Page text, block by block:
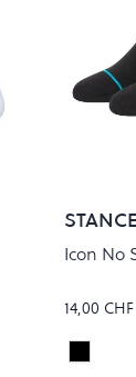
Icon No
14,00 CHF
Colour
Black